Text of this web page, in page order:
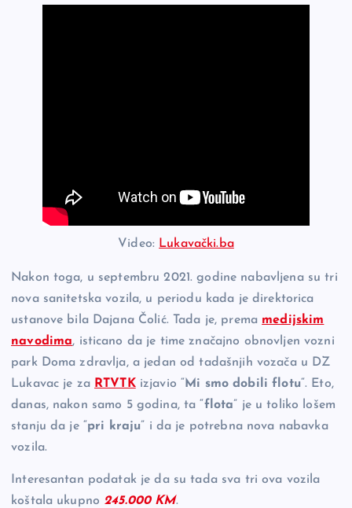
Video: Lukavački.ba
Nakon toga, u septembru 2021. godine nabavljena su tri
nova sanitetska vozila, u periodu kada je direktorica
ustanove bila Dajana Čolić. Tada je, prema medijskim
navodima, isticano da je time značajno obnovljen vozni
park Doma zdravlja, a jedan od tadašnjih vozača u DZ
Lukavac je za RTVTKizjavio “Mi smo dobili flotu“. Eto,
danas, nakon samo 5 godina, ta “flota” je u toliko lošem
stanju da je “pri kraju” i da je potrebna nova nabavka
vozila.
Interesantan podatak je da su tada sva tri ova vozila
koštala ukupno 245.000 KM.